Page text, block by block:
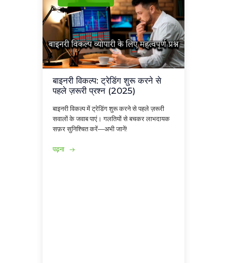
बाइनरी विकल्प: ट्रेडिंग शुरू करने से
पहले ज़रूरी प्रश्न (2025)
बाइनरी विकल्प में ट्रेडिंग शुरू करने से पहले ज़रूरी
सवालों के जवाब पाएं। गलतियों से बचकर लाभदायक
सफ़र सुनिश्चित करें—अभी जानें!
पढ़ना